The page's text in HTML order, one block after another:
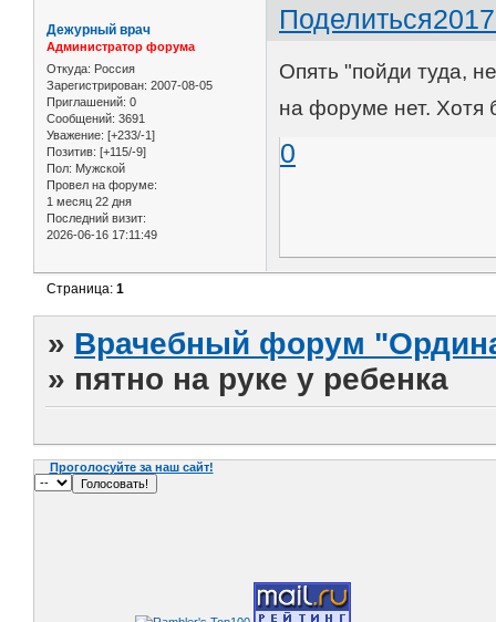
Поделиться
Дежурный врач
Администратор форума
Откуда: Россия
Зарегистрирован: 2007-08-05
Приглашений: 0
Сообщений: 3691
Уважение: [+233/-1]
Позитив: [+115/-9]
Пол: Мужской
Провел на форуме:
1 месяц 22 дня
Последний визит:
2026-06-16 17:11:49
Опять "пойди туда,
на форуме нет.
0
Страница:1
» Врачебный форум
» пятно на руке у ребенка
Проголосуйте за наш сайт!